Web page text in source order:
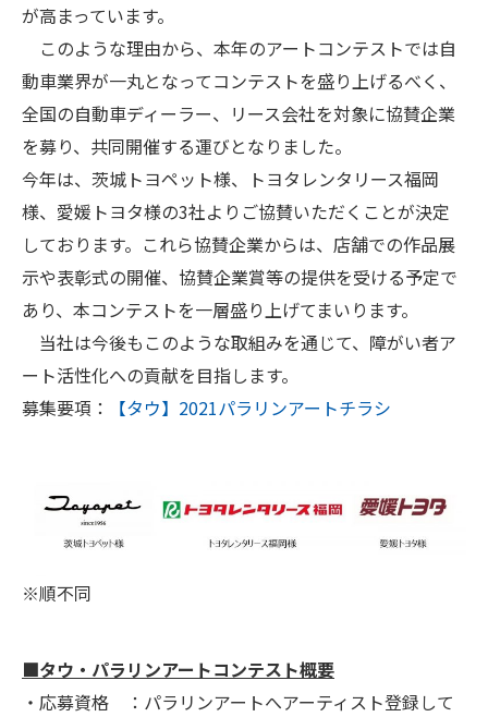
が高まっています。
このような理由から、本年のアートコンテストでは自
動車業界が一丸となってコンテストを盛り上げるべく、
全国の自動車ディーラー、リース会社を対象に協賛企業
を募り、共同開催する運びとなりました。
今年は、茨城トヨペット様、トヨタレンタリース福岡
様、愛媛トヨタ様の3社よりご協賛いただくことが決定
しております。これら協賛企業からは、店舗での作品展
示や表彰式の開催、協賛企業賞等の提供を受ける予定で
あり、本コンテストを一層盛り上げてまいります。
当社は今後もこのような取組みを通じて、障がい者ア
ート活性化への貢献を目指します。
募集要項：
【タウ】2021パラリンアートチラシ
※順不同
■タウ・パラリンアートコンテスト概要
・応募資格 ：パラリンアートへアーティスト登録して